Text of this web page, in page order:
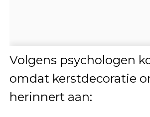
Volgens psychologen
omdat kerstdecoratie
herinnert aan: